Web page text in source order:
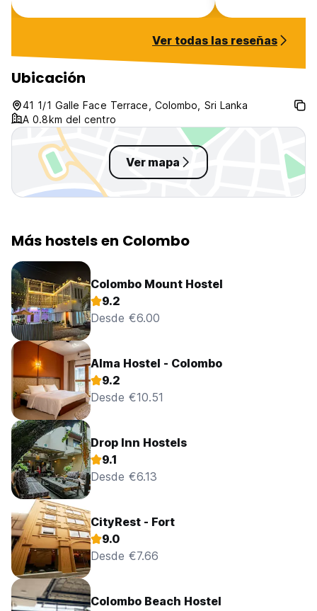
mi habitación,
cambio de
estábamos ahí.
cobraron 500r
bien (un poco
que ni te lo
Ver todas las reseñas
Ubicación
41 1/1 Galle Face Terrace, Colombo, Sri Lanka
A 0.8km del centro
Ver mapa
Más hostels en Colombo
Colombo Mount Hostel
9.2
Desde €6.00
Alma Hostel - Colombo
9.2
Desde €10.51
Drop Inn Hostels
9.1
Desde €6.13
CityRest - Fort
9.0
Desde €7.66
Colombo Beach Hostel